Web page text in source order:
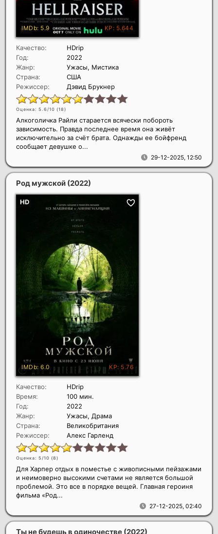
Качество:
HDrip
Год:
2022
Жанр:
Ужасы, Мистика
Страна:
США
Режиссер:
Дэвид Брукнер
Оценка: 5.6/10 (18)
29-12-2025, 12:50
Алкоголичка Райли старается всячески побороть
зависимость. Правда последнее время она живёт
исключительно за счёт брата. Однажды ее бойфренд
сообщает девушке о...
Род мужской (2022)
Качество:
HDrip
Время:
100 мин.
Год:
2022
Жанр:
Ужасы, Драма
Страна:
Великобритания
Режиссер:
Алекс Гарленд
Оценка: 5/10 (8)
27-12-2025, 02:40
Для Харпер отдых в поместье с живописными пейзажами
и неимоверно высокими счетами не является большой
проблемой. Это все в порядке вещей. Главная героиня
фильма «Род...
Ты не будешь в одиночестве (2022)